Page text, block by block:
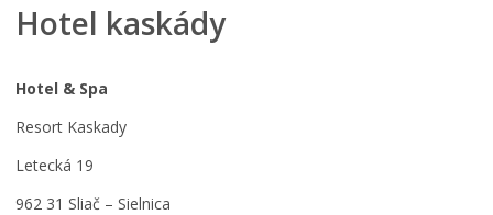
Aktuality
Podujatia
Domov pre seniorov Sliač
Hotel kaskády
Hotel & Spa
Resort Kaskady
Letecká 19
962 31 Sliač – Sielnica